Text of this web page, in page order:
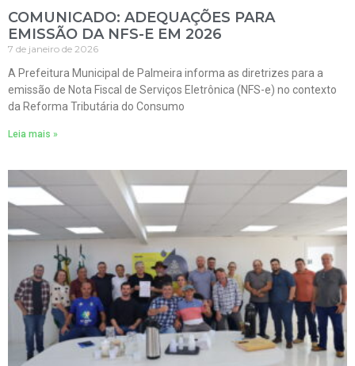
COMUNICADO: ADEQUAÇÕES PARA
EMISSÃO DA NFS-E EM 2026
7 de janeiro de 2026
A Prefeitura Municipal de Palmeira informa as diretrizes para a
emissão de Nota Fiscal de Serviços Eletrônica (NFS-e) no contexto
da Reforma Tributária do Consumo
Leia mais »